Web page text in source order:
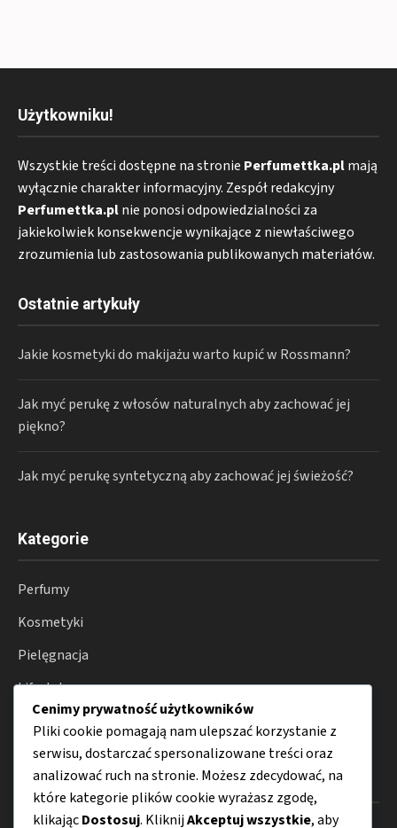
Użytkowniku!
Wszystkie treści dostępne na stronie Perfumettka.plmają
wyłącznie charakter informacyjny. Zespół redakcyjny
Perfumettka.plnie ponosi odpowiedzialności za
jakiekolwiek konsekwencje wynikające z niewłaściwego
zrozumienia lub zastosowania publikowanych materiałów.
Ostatnie artykuły
Jakie kosmetyki do makijażu warto kupić w Rossmann?
Jak myć perukę z włosów naturalnych aby zachować jej
piękno?
Jak myć perukę syntetyczną aby zachować jej świeżość?
Kategorie
Perfumy
Kosmetyki
Pielęgnacja
Lifestyle
Menu
Cenimy prywatność użytkowników
Pliki cookie pomagają nam ulepszać korzystanie z
serwisu, dostarczać spersonalizowane treści oraz
analizować ruch na stronie. Możesz zdecydować, na
które kategorie plików cookie wyrażasz zgodę,
klikającDostosuj. KliknijAkceptuj wszystkie, aby